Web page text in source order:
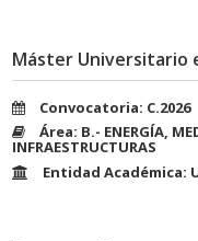
Máster Universitario
Convocatoria: C.2026
Área: B.- ENERGÍA,
INFRAESTRUCTURAS
Entidad Académica: